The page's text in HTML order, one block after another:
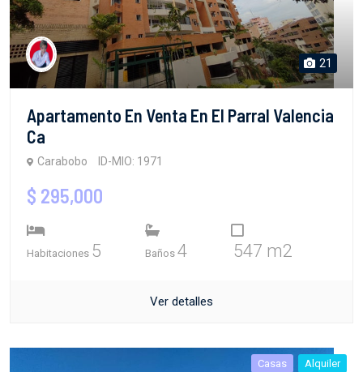
21
Apartamento En Venta En El Parral Valencia
Ca
Carabobo ID-MIO: 1971
$ 295,000
Habitaciones 5 Baños 4 547 m2
Ver detalles
Casas Alquiler